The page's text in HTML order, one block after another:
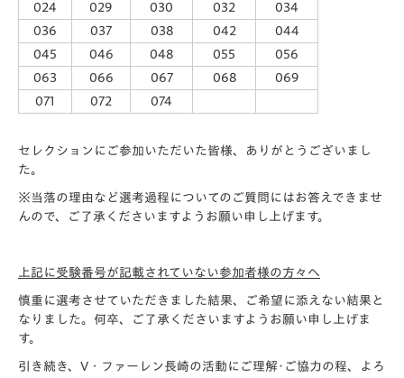
024
029 030 032
034
036
037 038 042
044
045
046 048 055
056
063
066 067 068
069
071
072 074
セレクションにご参加いただいた皆様、ありがとうございまし
た。
※当落の理由など選考過程についてのご質問にはお答えできませ
んので、ご了承くださいますようお願い申し上げます。
上記に受験番号が記載されていない参加者様の方々へ
慎重に選考させていただきました結果、ご希望に添えない結果と
なりました。何卒、ご了承くださいますようお願い申し上げま
す。
引き続き、V・ファーレン長崎の活動にご理解･ご協力の程、よろ